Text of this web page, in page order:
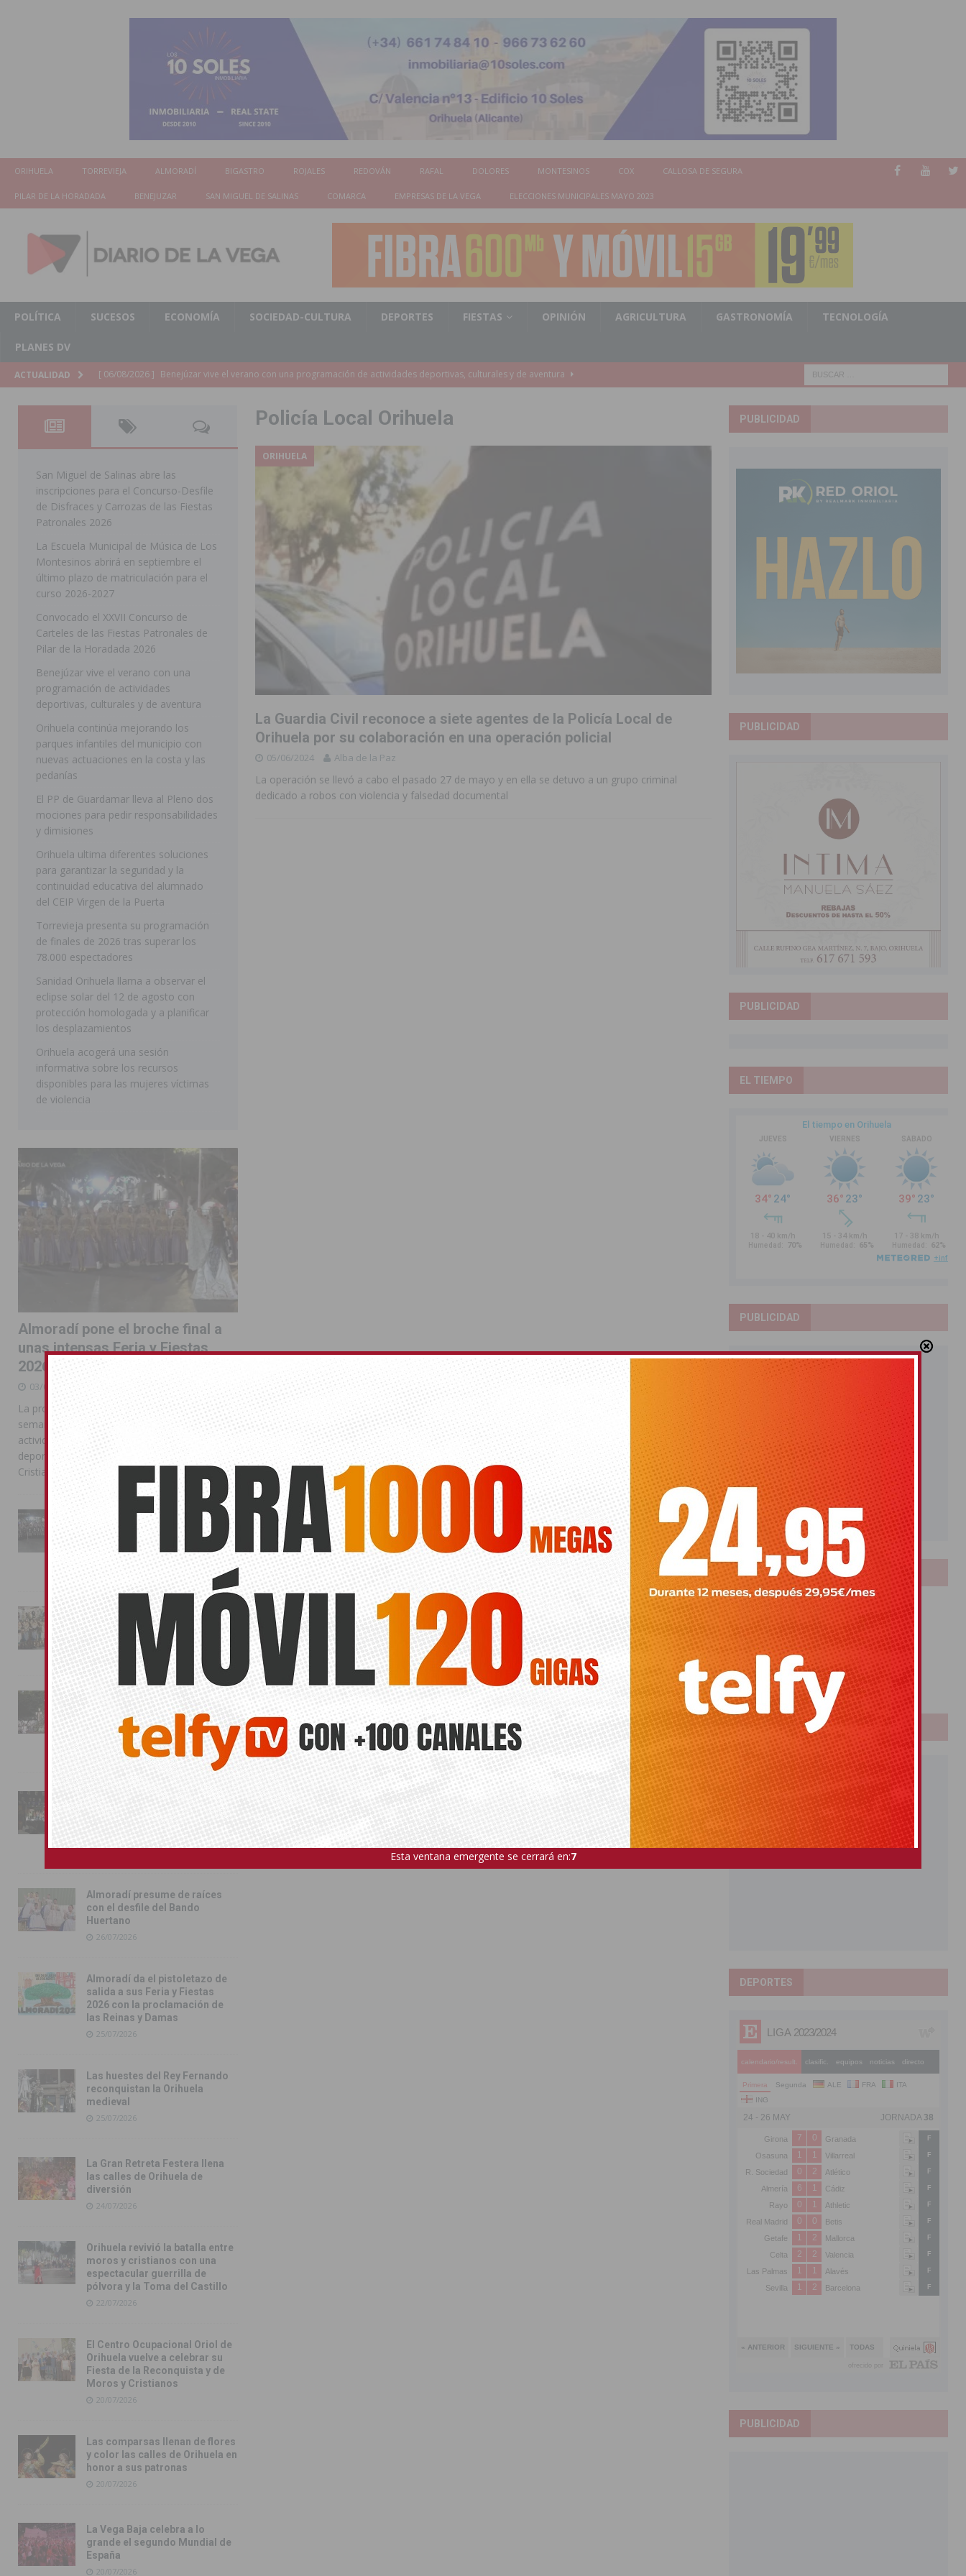
ORIHUELA TORREVIEJA ALMORADÍ BIGASTRO ROJALES REDOVÁN RAFAL DOLORES MONTESINOS COX CALLOSA DE SEGURA
PILAR DE LA HORADADA BENEJUZAR SAN MIGUEL DE SALINAS COMARCA EMPRESAS DE LA VEGA ELECCIONES MUNICIPALES MAYO 2023
POLÍTICA SUCESOS ECONOMÍA SOCIEDAD-CULTURA DEPORTES FIESTAS OPINIÓN AGRICULTURA GASTRONOMÍA TECNOLOGÍA
PLANES DV
ACTUALIDAD [ 06/08/2026 ] Orihuela continúa mejorando los parques infantiles del municipio con nuevas actuaciones en la costa y las
[ 06/08/2026 ]
El PP de Guardamar lleva al Pleno dos mociones para pedir responsabilidades y dimisiones
[ 05/08/2026 ] Orihuela ultima diferentes soluciones para garantizar la seguridad y la continuidad educativa del alumnado del
CEIP Virgen de la Puerta
[ 05/08/2026 ] Torrevieja presenta su programación de finales de 2026 tras superar los 78.000 espectadores
[ 05/08/2026 ]
Sanidad Orihuela llama a observar el eclipse solar del 12 de agosto con protección homologada y a planificar
los desplazamientos
ORIHUELA
[ 05/08/2026 ] Orihuela acogerá una sesión informativa sobre los recursos disponibles para las mujeres víctimas de violencia
ORIHUELA
[ 05/08/2026 ] La Generalitat adjudica el contrato para redactar el proyecto de ampliación de la CV-95 entre Orihuela y
Torrevieja
COMARCA
[ 05/08/2026 ]
Pilar de la Horadada celebra una nueva edición de ‘El Mojón en Movimiento’ con torneos de fútbol sala
DE LA HORADADA
San Miguel de Salinas acogerá el espectáculo ‘Desempolsant’ dentro del Festival ManIAC Test 2026
SAN
MIGUEL DE SALINAS
[ 05/08/2026 ]
Quince años compartiendo la pasión por el golf
ORIHUELA
La Guardia Civil detiene a un hombre en Torrevieja tras ser sorprendido con un arma de fuego en la vía pública
TORREVIEJA
[ 06/08/2026 ] La Escuela Municipal de Música de Los Montesinos abrirá en septiembre el último plazo de matriculación para el
[ 06/08/2026 ]
Convocado el XXVII Concurso de Carteles de las Fiestas Patronales de Pilar de la Horadada 2026
HORADADA
[ 06/08/2026 ] Benejúzar vive el verano con una programación de actividades deportivas, culturales y de aventura
BENEJUZAR
Policía Local Orihuela
ORIHUELA
La Guardia Civil reconoce a siete agentes de la Policía Local de
Orihuela por su colaboración en una operación policial
05/06/2024 Alba de la Paz
La operación se llevó a cabo el pasado 27 de mayo y en ella se detuvo a un grupo criminal
dedicado a robos con violencia y falsedad documental
San Miguel de Salinas abre las
inscripciones para el Concurso-Desfile
de Disfraces y Carrozas de las Fiestas
Patronales 2026
La Escuela Municipal de Música de Los
Montesinos abrirá en septiembre el
último plazo de matriculación para el
curso 2026-2027
Convocado el XXVII Concurso de
Carteles de las Fiestas Patronales de
Pilar de la Horadada 2026
Benejúzar vive el verano con una
programación de actividades
deportivas, culturales y de aventura
Orihuela continúa mejorando los
parques infantiles del municipio con
nuevas actuaciones en la costa y las
pedanías
El PP de Guardamar lleva al Pleno dos
mociones para pedir responsabilidades
y dimisiones
Orihuela ultima diferentes soluciones
para garantizar la seguridad y la
continuidad educativa del alumnado
del CEIP Virgen de la Puerta
Torrevieja presenta su programación
de finales de 2026 tras superar los
78.000 espectadores
Sanidad Orihuela llama a observar el
eclipse solar del 12 de agosto con
protección homologada y a planificar
los desplazamientos
Orihuela acogerá una sesión
informativa sobre los recursos
disponibles para las mujeres víctimas
de violencia
Almoradí pone el broche final a
unas intensas Feria y Fiestas
2026
03/08/2026
La programación reunió durante más de una
semana actos institucionales, conciertos,
actividades familiares, competiciones
deportivas y las celebraciones de Moros y
Cristianos
La Entrada Cristiana llena de
esplendor las calles de
Almoradí en una multitudinaria
jornada festera
02/08/2026
La magia de la Entrada Mora
conquista las calles de
Almoradí
01/08/2026
La fiesta se adueña de
Almoradí con la presentación
de los cargos festeros y la
toma del castillo
31/07/2026
Pilar de la Horadada
conmemora con emoción el
40º aniversario de su
independencia como municipio
Almoradí presume de raíces
con el desfile del Bando
Huertano
26/07/2026
Almoradí da el pistoletazo de
salida a sus Feria y Fiestas
2026 con la proclamación de
las Reinas y Damas
25/07/2026
Las huestes del Rey Fernando
reconquistan la Orihuela
medieval
25/07/2026
La Gran Retreta Festera llena
las calles de Orihuela de
diversión
24/07/2026
Orihuela revivió la batalla entre
moros y cristianos con una
espectacular guerrilla de
pólvora y la Toma del Castillo
22/07/2026
El Centro Ocupacional Oriol de
Orihuela vuelve a celebrar su
Fiesta de la Reconquista y de
Moros y Cristianos
20/07/2026
Las comparsas llenan de flores
y color las calles de Orihuela en
honor a sus patronas
20/07/2026
La Vega Baja celebra a lo
grande el segundo Mundial de
España
20/07/2026
PUBLICIDAD
PUBLICIDAD
PUBLICIDAD
EL TIEMPO
PUBLICIDAD
LOTERIAS
Bonoloto
Primitiva
El Gordo
Euromillones
Loteria
Once
PUBLICIDAD
DEPORTES
PUBLICIDAD
Esta ventana emergente se cerrará en:6